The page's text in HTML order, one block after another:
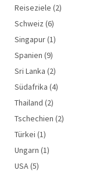
Reiseziele (2)
Schweiz (6)
Singapur(1)
Spanien (9)
Sri Lanka (2)
Südafrika (4)
Thailand (2)
Tschechien (2)
Türkei (1)
Ungarn (1)
USA(5)